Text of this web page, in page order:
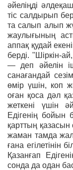
әйеліңді
тіс салдырып
та салып алып
жаулығының
аппақ қудай
берді. "Шіркін-
— деп әйелін
санағандай
өмір үшін, коп
оған қоса дәл
жеткені үшін
Едігенің бойын
қарттың қазасын
жаман тамда
ғана егілетінін
Қазанғап
сонда да одан